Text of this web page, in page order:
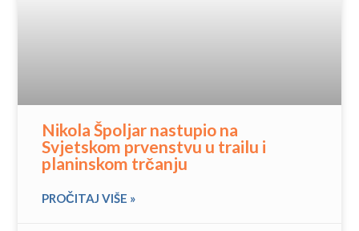
Nikola Špoljar nastupio na
Svjetskom prvenstvu u trailu i
planinskom trčanju
PROČITAJ VIŠE »